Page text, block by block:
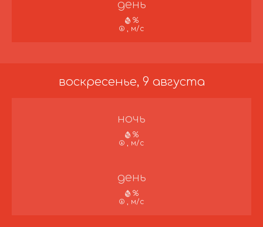
день
%
, м/с
воскресенье, 9 августа
ночь
%
, м/с
день
%
, м/с